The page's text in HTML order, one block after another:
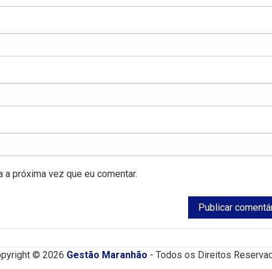
próxima vez que eu comentar.
© 2026 Gestão Maranhão - Todos os Direitos